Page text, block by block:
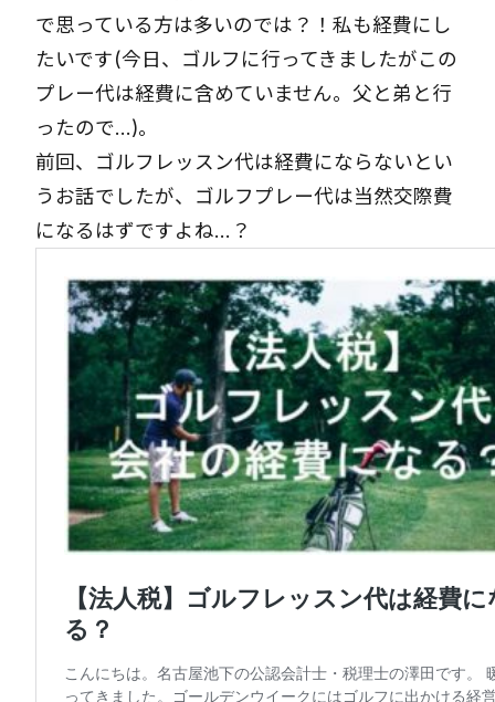
で思っている方は多いのでは？！私も経費にし
たいです(今日、ゴルフに行ってきましたがこの
プレー代は経費に含めていません。父と弟と行
ったので…)。
前回、ゴルフレッスン代は経費にならないとい
うお話でしたが、ゴルフプレー代は当然交際費
になるはずですよね…？